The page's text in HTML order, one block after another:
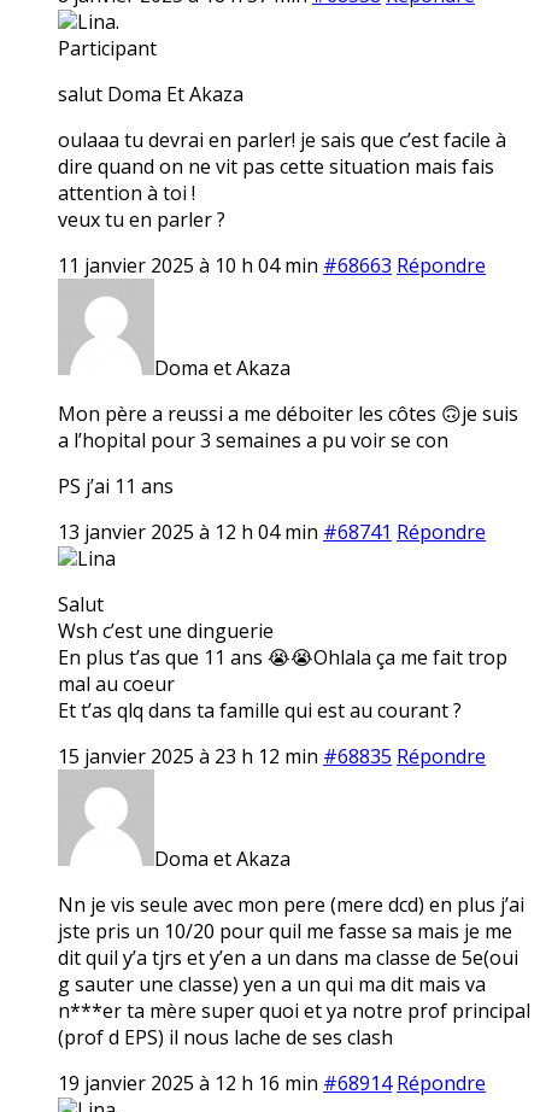
Lina.
Participant
salut Doma Et Akaza
oulaaa tu devrai en parler! je sais que c’est facile à
dire quand on ne vit pas cette situation mais fais
attention à toi !
veux tu en parler ?
11 janvier 2025 à 10 h 04 min #68663 Répondre
Doma et Akaza
Mon père a reussi a me déboiter les côtes 🙃je suis
a l’hopital pour 3 semaines a pu voir se con
PS j’ai 11 ans
13 janvier 2025 à 12 h 04 min #68741 Répondre
Lina
Salut
Wsh c’est une dinguerie
En plus t’as que 11 ans 😭😭Ohlala ça me fait trop
mal au coeur
Et t’as qlq dans ta famille qui est au courant ?
15 janvier 2025 à 23 h 12 min #68835 Répondre
Doma et Akaza
Nn je vis seule avec mon pere (mere dcd) en plus j’ai
jste pris un 10/20 pour quil me fasse sa mais je me
dit quil y’a tjrs et y’en a un dans ma classe de 5e(oui
g sauter une classe) yen a un qui ma dit mais va
n***er ta mère super quoi et ya notre prof principal
(prof d EPS) il nous lache de ses clash
19 janvier 2025 à 12 h 16 min #68914 Répondre